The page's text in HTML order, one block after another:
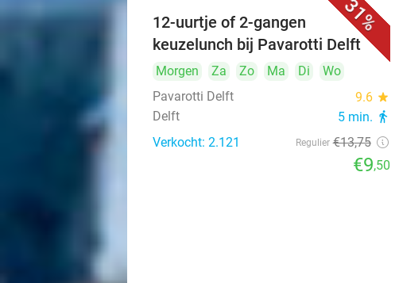
31%
12-uurtje of 2-gangen
keuzelunch bij Pavarotti Delft
Morgen Za Zo Ma Di
Wo
Pavarotti Delft
9.6 star
Delft 5 min. directions_walk
Verkocht: 2.121 Regulier €13,75
€9,50